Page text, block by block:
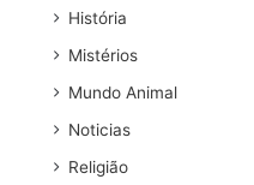
História
Mistérios
Mundo Animal
Noticias
Religião